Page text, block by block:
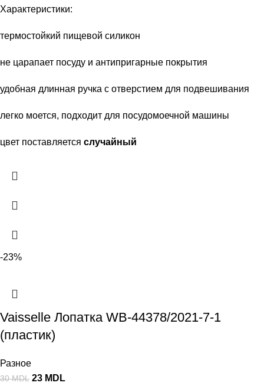
Характеристики:
термостойкий пищевой силикон
не царапает посуду и антипригарные покрытия
удобная длинная ручка с отверстием для подвешивания
легко моется, подходит для посудомоечной машины
цвет поставляется случайный
-23%
Vaisselle Лопатка WB-44378/2021-7-1
(пластик)
Разное
30MDL 23 MDL